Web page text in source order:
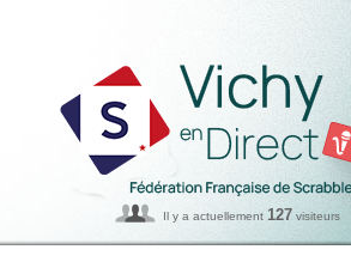
Il y a actuellement 127 visiteurs